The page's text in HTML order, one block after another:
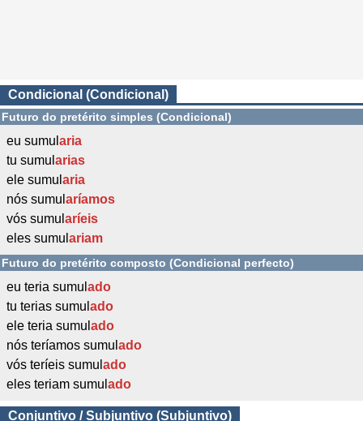
Condicional (Condicional)
Futuro do pretérito simples (Condicional)
eu sumul aria
tu sumul arias
ele sumul aria
nós sumul aríamos
vós sumul aríeis
eles sumul ariam
Futuro do pretérito composto (Condicional perfecto)
eu teria sumul ado
tu terias sumul ado
ele teria sumul ado
nós teríamos sumul ado
vós teríeis sumul ado
eles teriam sumul ado
Conjuntivo / Subjuntivo (Subjuntivo)